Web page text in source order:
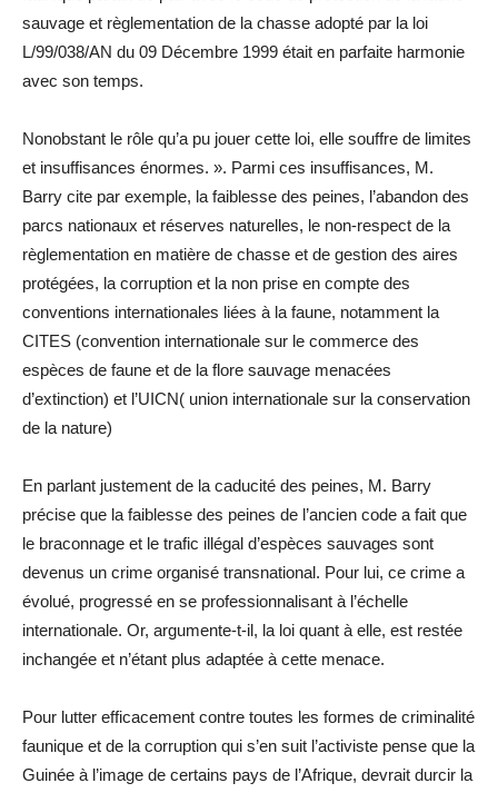
sauvage et règlementation de la chasse adopté par la loi
L/99/038/AN du 09 Décembre 1999 était en parfaite harmonie
avec son temps.
Nonobstant le rôle qu’a pu jouer cette loi, elle souffre de limites
et insuffisances énormes. ». Parmi ces insuffisances, M.
Barry cite par exemple, la faiblesse des peines, l’abandon des
parcs nationaux et réserves naturelles, le non-respect de la
règlementation en matière de chasse et de gestion des aires
protégées, la corruption et la non prise en compte des
conventions internationales liées à la faune, notamment la
CITES (convention internationale sur le commerce des
espèces de faune et de la flore sauvage menacées
d’extinction) et l’UICN( union internationale sur la conservation
de la nature)
En parlant justement de la caducité des peines, M. Barry
précise que la faiblesse des peines de l’ancien code a fait que
le braconnage et le trafic illégal d’espèces sauvages sont
devenus un crime organisé transnational. Pour lui, ce crime a
évolué, progressé en se professionnalisant à l’échelle
internationale. Or, argumente-t-il, la loi quant à elle, est restée
inchangée et n’étant plus adaptée à cette menace.
Pour lutter efficacement contre toutes les formes de criminalité
faunique et de la corruption qui s’en suit l’activiste pense que la
Guinée à l’image de certains pays de l’Afrique, devrait durcir la